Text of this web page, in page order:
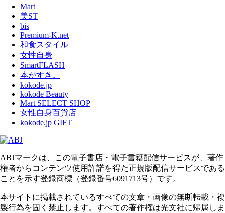
Mart
美ST
bis
Premium-K.net
和食スタイル
女性自身
SmartFLASH
本がすき。
kokode.jp
kokode Beauty
Mart SELECT SHOP
女性自身百貨店
kokode.jp GIFT
ABJマークは、この電子書店・電子書籍配信サービスが、著作
権者からコンテンツ使用許諾を得た正規版配信サービスである
ことを示す登録商標（登録番号6091713号）です。
本サイトに掲載されているすべての文章・画像の無断転載・複
製行為を固く禁止します。すべての著作権は光文社に帰属しま